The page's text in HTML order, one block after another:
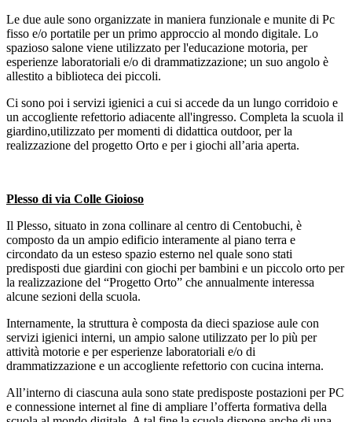
Le due aule sono organizzate in maniera funzionale e munite di Pc
fisso e/o portatile per un primo approccio al mondo digitale. Lo
spazioso salone viene utilizzato per l'educazione motoria, per
esperienze laboratoriali e/o di drammatizzazione; un suo angolo è
allestito a biblioteca dei piccoli.
Ci sono poi i servizi igienici a cui si accede da un lungo corridoio e
un accogliente refettorio adiacente all'ingresso. Completa la scuola il
giardino,utilizzato per momenti di didattica outdoor, per la
realizzazione del progetto Orto e per i giochi all’aria aperta.
Plesso di via Colle Gioioso
Il Plesso, situato in zona collinare al centro di Centobuchi, è
composto da un ampio edificio interamente al piano terra e
circondato da un esteso spazio esterno nel quale sono stati
predisposti due giardini con giochi per bambini e un piccolo orto per
la realizzazione del “Progetto Orto” che annualmente interessa
alcune sezioni della scuola.
Internamente, la struttura è composta da dieci spaziose aule con
servizi igienici interni, un ampio salone utilizzato per lo più per
attività motorie e per esperienze laboratoriali e/o di
drammatizzazione e un accogliente refettorio con cucina interna.
All’interno di ciascuna aula sono state predisposte postazioni per PC
e connessione internet al fine di ampliare l’offerta formativa della